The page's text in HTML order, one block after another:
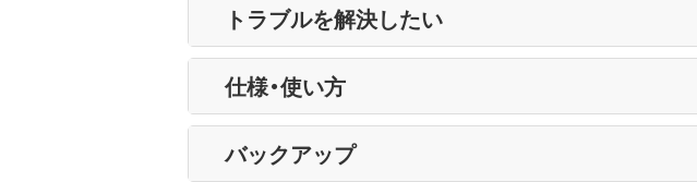
トラブルを解決したい
仕様・使い方
バックアップ